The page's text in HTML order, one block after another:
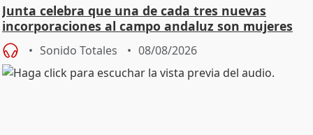
Junta celebra que una de cada tres nuevas
incorporaciones al campo andaluz son mujeres
jóvenes
Sonido Totales 08/08/2026